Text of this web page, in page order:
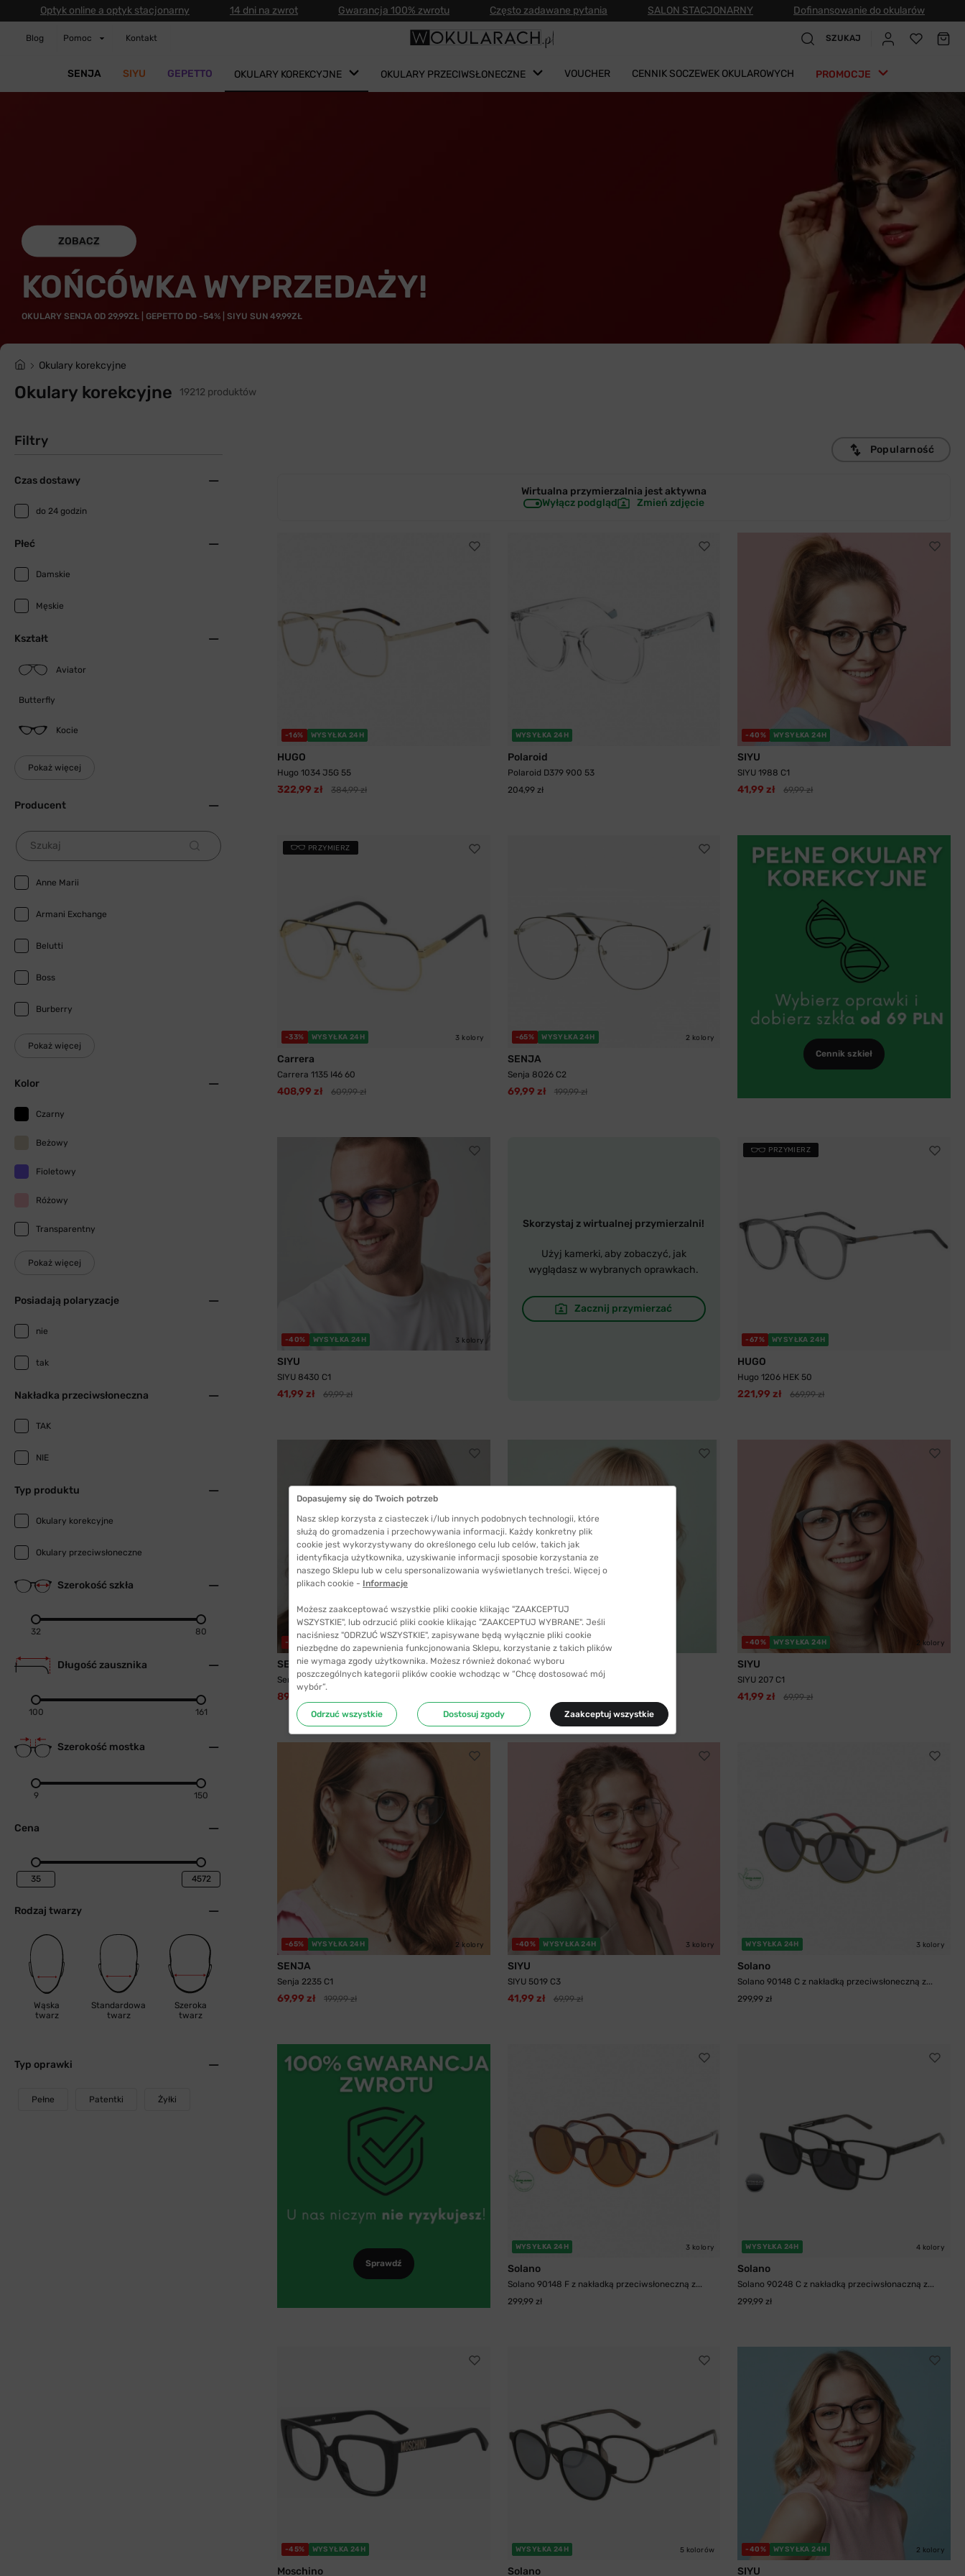
Optyk online a optyk stacjonarny 14 dni na zwrot Gwarancja 100% zwrotu Często zadawane pytania SALON STACJONARNY Dofinansowanie do okularów
Blog Pomoc Kontakt SZUKAJ
SENJA SIYU GEPETTO OKULARY KOREKCYJNE OKULARY PRZECIWSŁONECZNE VOUCHER CENNIK SOCZEWEK OKULAROWYCH PROMOCJE
ZOBACZ
KOŃCÓWKA WYPRZEDAŻY!
OKULARY SENJA OD 29,99ZŁ | GEPETTO DO -54% | SIYU SUN 49,99ZŁ
Okulary korekcyjne
Okulary korekcyjne 19212 produktów
Filtry
Czas dostawy
do 24 godzin
Płeć
Damskie
Męskie
Kształt
Aviator
Butterfly
Kocie
Pokaż więcej
Producent
Szukaj
Anne Marii
Armani Exchange
Belutti
Boss
Burberry
Pokaż więcej
Kolor
Czarny
Beżowy
Fioletowy
Różowy
Transparentny
Pokaż więcej
Posiadają polaryzacje
nie
tak
Nakładka przeciwsłoneczna
TAK
NIE
Typ produktu
Okulary korekcyjne
Okulary przeciwsłoneczne
Szerokość szkła
32 80
Długość zausznika
100 161
Szerokość mostka
9 150
Cena
Rodzaj twarzy
Wąska
twarz
Standardowa
twarz
Szeroka
twarz
Typ oprawki
Pełne Patentki Żyłki
Popularność
Wirtualna przymierzalnia jestaktywna
Wyłącz podgląd
Zmień zdjęcie
-16% WYSYŁKA 24H
HUGO
Hugo 1034 J5G 55
322,99 zł 384,99 zł
WYSYŁKA 24H
Polaroid
Polaroid D379 900 53
204,99 zł
-40% WYSYŁKA 24H
SIYU
SIYU 1988 C1
41,99 zł 69,99 zł
PRZYMIERZ
-33% WYSYŁKA 24H 3 kolory
Carrera
Carrera 1135 I46 60
408,99 zł 609,99 zł
-65% WYSYŁKA 24H 2 kolory
SENJA
Senja 8026 C2
69,99 zł 199,99 zł
Cennik szkieł
-40% WYSYŁKA 24H 3 kolory
SIYU
SIYU 8430 C1
41,99 zł 69,99 zł
Skorzystaj z wirtualnej przymierzalni!
Użyj kamerki, aby zobaczyć, jak
wyglądasz w wybranych oprawkach.
Zacznij przymierzać
PRZYMIERZ
-67% WYSYŁKA 24H
HUGO
Hugo 1206 HEK 50
221,99 zł 669,99 zł
-55%
SENJA
Senja 8745 C1 z nakładką przeciwsłoneczną z...
89,99 zł
-40% WYSYŁKA 24H
SIYU
SIYU 2025 C1 56
-40% WYSYŁKA 24H 2 kolory
SIYU
SIYU 207 C1
41,99 zł 69,99 zł
-65% WYSYŁKA 24H 2 kolory
SENJA
Senja 2235 C1
69,99 zł 199,99 zł
-40% WYSYŁKA 24H 3 kolory
SIYU
SIYU 5019 C3
41,99 zł 69,99 zł
WYSYŁKA 24H 3 kolory
Solano
Solano 90148 C z nakładką przeciwsłoneczną z...
299,99 zł
Sprawdź
WYSYŁKA 24H 3 kolory
Solano
Solano 90148 F z nakładką przeciwsłoneczną z...
299,99 zł
WYSYŁKA 24H 4 kolory
Solano
Solano 90248 C z nakładką przeciwsłonaczną z...
299,99 zł
-45% WYSYŁKA 24H
Moschino
WYSYŁKA 24H 5 kolorów
Solano
-40% WYSYŁKA 24H 2 kolory
SIYU
Dopasujemy się do Twoich potrzeb
Nasz sklep korzysta z ciasteczek i/lub innych podobnych technologii, które
służą do gromadzenia i przechowywania informacji. Każdy konkretny plik
cookie jest wykorzystywany do określonego celu lub celów, takich jak
identyfikacja użytkownika, uzyskiwanie informacji sposobie korzystania ze
naszego Sklepu lub w celu spersonalizowania wyświetlanych treści. Więcej o
plikach cookie - Informacje
Możesz zaakceptować wszystkie pliki cookie klikając "ZAAKCEPTUJ
WSZYSTKIE", lub odrzucić pliki cookie klikając "ZAAKCEPTUJ WYBRANE". Jeśli
naciśniesz "ODRZUĆ WSZYSTKIE", zapisywane będą wyłącznie pliki cookie
niezbędne do zapewnienia funkcjonowania Sklepu, korzystanie z takich plików
nie wymaga zgody użytkownika. Możesz również dokonać wyboru
poszczególnych kategorii plików cookie wchodząc w “Chcę dostosować mój
wybór”.
Odrzuć wszystkie Dostosuj zgody Zaakceptuj wszystkie